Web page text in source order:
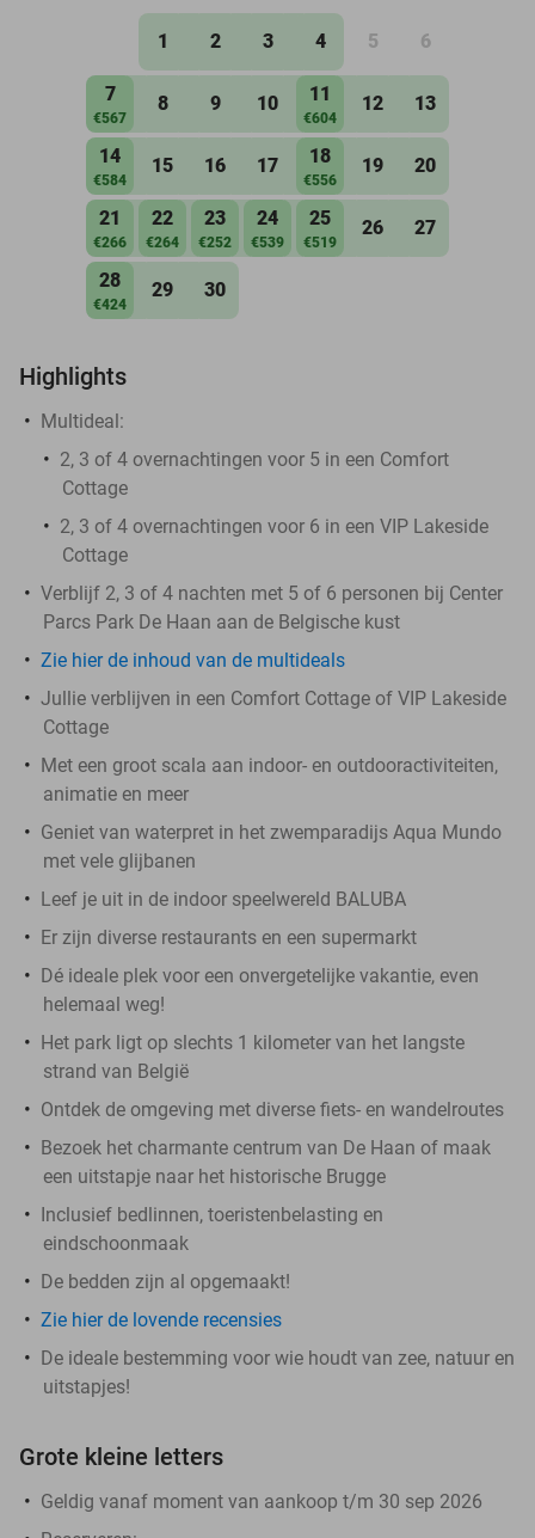
1 2 3 4 5 6
7
€567
8 9 10 11
€604
12 13
14
€584
15 16 17 18
€556
19 20
21
€266
22
€264
23
€252
24
€539
25
€519
26 27
28
€424
29 30
Highlights
Multideal:
2, 3 of 4 overnachtingen voor 5 in een Comfort
Cottage
2, 3 of 4 overnachtingen voor 6 in een VIP Lakeside
Cottage
Verblijf 2, 3 of 4 nachten met 5 of 6 personen bij Center
Parcs Park De Haan aan de Belgische kust
Zie hier de inhoud van de multideals
Jullie verblijven in een Comfort Cottage of VIP Lakeside
Cottage
Met een groot scala aan indoor- en outdooractiviteiten,
animatie en meer
Geniet van waterpret in het zwemparadijs Aqua Mundo
met vele glijbanen
Leef je uit in de indoor speelwereld BALUBA
Er zijn diverse restaurants en een supermarkt
Dé ideale plek voor een onvergetelijke vakantie, even
helemaal weg!
Het park ligt op slechts 1 kilometer van het langste
strand van België
Ontdek de omgeving met diverse fiets- en wandelroutes
Bezoek het charmante centrum van De Haan of maak
een uitstapje naar het historische Brugge
Inclusief bedlinnen, toeristenbelasting en
eindschoonmaak
De bedden zijn al opgemaakt!
Zie hier de lovende recensies
De ideale bestemming voor wie houdt van zee, natuur en
uitstapjes!
Grote kleine letters
Geldig vanaf moment van aankoop t/m 30 sep 2026